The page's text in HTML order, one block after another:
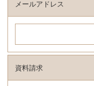
メールアドレス
資料請求